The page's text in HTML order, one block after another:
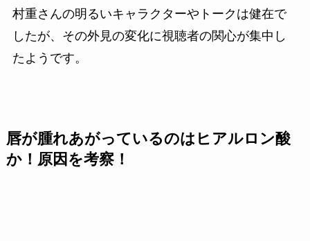
村重さんの明るいキャラクターやトークは健在で
したが、その外見の変化に視聴者の関心が集中し
たようです。
唇が腫れあがっているのはヒアルロン酸
か！原因を考察！